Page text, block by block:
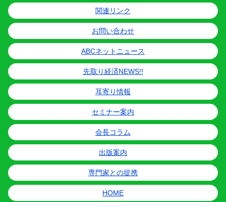
関連リンク
お問い合わせ
ABCネットニュース
先取り経済NEWS!!
耳寄り情報
セミナー案内
会長コラム
出版案内
専門家との提携
HOME